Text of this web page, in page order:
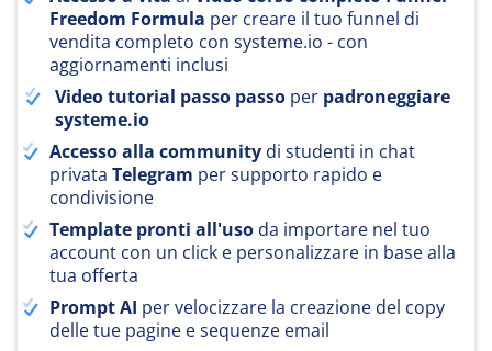
Freedom Formula per creare il tuo funnel di
vendita completo con systeme.io - con
aggiornamenti inclusi
Video tutorial passo passoper padroneggiare
systeme.io
Accesso alla community di studenti in chat
privata Telegram per supporto rapido e
condivisione
Template pronti all'uso da importare nel tuo
account con un click e personalizzare in base alla
tua offerta
Prompt AI per velocizzare la creazione del copy
delle tue pagine e sequenze email